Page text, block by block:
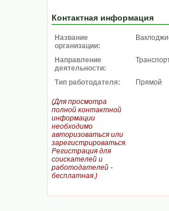
Контактная информация
Название
организации:
Направление
деятельности:
Тип работодателя: Прямой
(Для просмотра
полной контактной
информации
необходимо
авторизоваться или
зарегистрироваться.
Регистрация для
соискателей и
работодателей -
бесплатная.)